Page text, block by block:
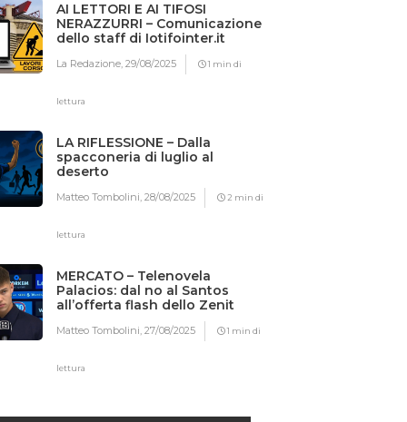
AI LETTORI E AI TIFOSI
NERAZZURRI – Comunicazione
dello staff di Iotifointer.it
La Redazione,29/08/2025 1 min di
lettura
LA RIFLESSIONE – Dalla
spacconeria di luglio al
deserto
Matteo Tombolini,28/08/2025 2 min di
lettura
MERCATO – Telenovela
Palacios: dal no al Santos
all’offerta flash dello Zenit
Matteo Tombolini,27/08/2025 1 min di
lettura